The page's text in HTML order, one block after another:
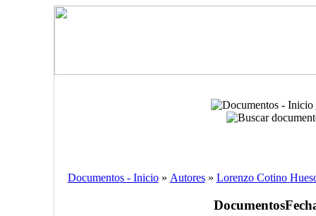
Documentos - Inicio» Autores» Lorenzo Cotino
Documentos